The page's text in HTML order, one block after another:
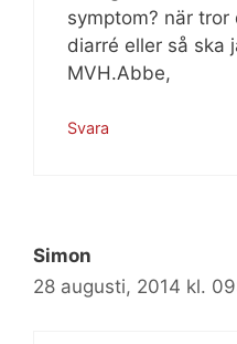
symptom? när
diarré eller så ska
MVH.Abbe,
Svara
Simon
28 augusti, 2014 kl.